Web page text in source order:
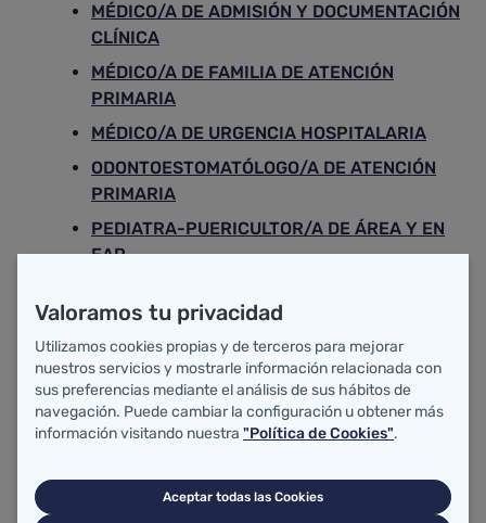
MÉDICO/A DE ADMISIÓN Y DOCUMENTACIÓN
CLÍNICA
MÉDICO/A DE FAMILIA DE ATENCIÓN
PRIMARIA
MÉDICO/A DE URGENCIA HOSPITALARIA
ODONTOESTOMATÓLOGO/A DE ATENCIÓN
PRIMARIA
PEDIATRA-PUERICULTOR/A DE ÁREA Y EN
EAP
Subgrupo A2
Enfermero/a de Salud Mental
Enfermero/a
Personal de Gestión y Servicios
GRUPO AUXILIAR DE LA FUNCIÓN
Valoramos tu privacidad
Utilizamos cookies propias y de terceros para mejorar
nuestros servicios y mostrarle información relacionada con
sus preferencias mediante el análisis de sus hábitos de
navegación. Puede cambiar la configuración u obtener más
información visitando nuestra "Política de Cookies".
Aceptar todas las Cookies